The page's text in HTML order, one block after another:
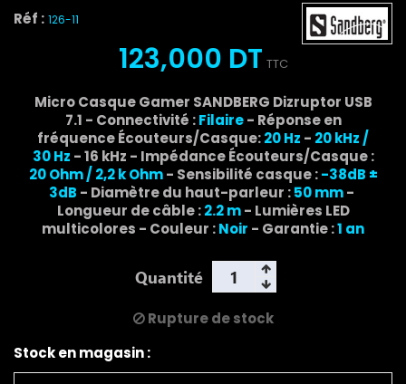
Réf : 126-11
123,000 DT TTC
Micro Casque Gamer SANDBERG Dizruptor USB
7.1 - Connectivité :Filaire- Réponse en
fréquence Écouteurs/Casque:20 Hz - 20 kHz /
30 Hz - 16 kHz - Impédance Écouteurs/Casque :
20 Ohm/ 2,2 k Ohm- Sensibilité casque :-38dB ±
3dB - Diamètre du haut-parleur :50 mm-
Longueur de câble :2.2 m- Lumières LED
multicolores - Couleur :Noir - Garantie :1 an
Quantité
Rupture de stock
Stock en magasin :